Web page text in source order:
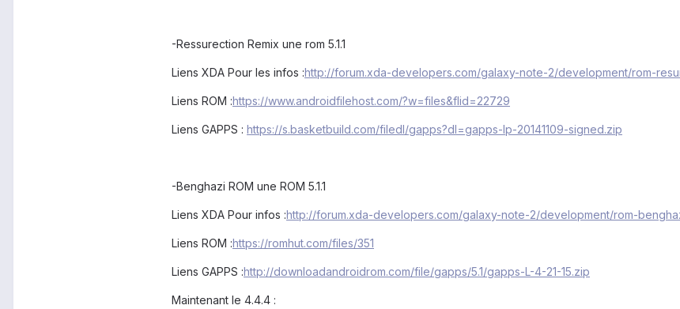
-Ressurection Remix une rom 5.1.1
Liens XDA Pour les infos :http://forum.xda-developers.com/galaxy-note-2/development/rom-
Liens ROM :https://www.androidfilehost.com/?w=files&flid=22729
Liens GAPPS : https://s.basketbuild.com/filedl/gapps?dl=gapps-lp-20141109-signed.zip
-Benghazi ROM une ROM 5.1.1
Liens XDA Pour infos :http://forum.xda-developers.com/galaxy-note-2/development/rom-
Liens ROM :https://romhut.com/files/351
Liens GAPPS :http://downloadandroidrom.com/file/gapps/5.1/gapps-L-4-21-15.zip
Maintenant le 4.4.4 :